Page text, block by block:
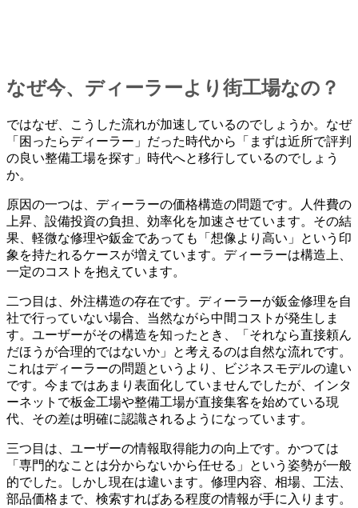
なぜ今、ディーラーより街工場なの？
ではなぜ、こうした流れが加速しているのでしょうか。なぜ
「困ったらディーラー」だった時代から「まずは近所で評判
の良い整備工場を探す」時代へと移行しているのでしょう
か。
原因の一つは、ディーラーの価格構造の問題です。人件費の
上昇、設備投資の負担、効率化を加速させています。その結
果、軽微な修理や鈑金であっても「想像より高い」という印
象を持たれるケースが増えています。ディーラーは構造上、
一定のコストを抱えています。
二つ目は、外注構造の存在です。ディーラーが鈑金修理を自
社で行っていない場合、当然ながら中間コストが発生しま
す。ユーザーがその構造を知ったとき、「それなら直接頼ん
だほうが合理的ではないか」と考えるのは自然な流れです。
これはディーラーの問題というより、ビジネスモデルの違い
です。今まではあまり表面化していませんでしたが、インタ
ーネットで板金工場や整備工場が直接集客を始めている現
代、その差は明確に認識されるようになっています。
三つ目は、ユーザーの情報取得能力の向上です。かつては
「専門的なことは分からないから任せる」という姿勢が一般
的でした。しかし現在は違います。修理内容、相場、工法、
部品価格まで、検索すればある程度の情報が手に入ります。